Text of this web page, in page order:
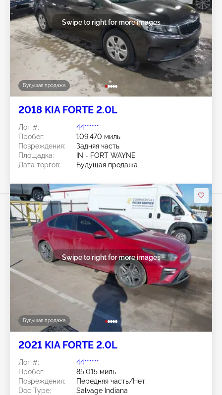
Будущая продажа
Swipe to right for more images
2018 KIA FORTE 2.0L
Лот #:
44******
Пробег:
109,470 миль
Повреждения:
Задняя часть
Площадка:
IN - FORT WAYNE
Дата торгов:
Будущая продажа
Будущая продажа
Swipe to right for more images
2021 KIA FORTE 2.0L
Лот #:
44******
Пробег:
85,015 миль
Повреждения:
Передняя часть/Нет
Doc Type:
Salvage Indiana